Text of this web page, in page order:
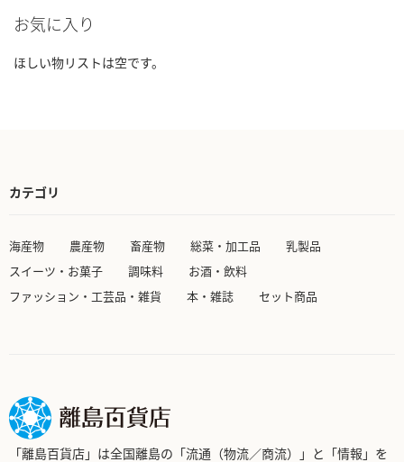
お気に入り
ほしい物リストは空です。
カテゴリ
海産物 農産物 畜産物 総菜・加工品
乳製品
スイーツ・お菓子
調味料
お酒・飲料
ファッション・工芸品・雑貨
本・雑誌 セット商品
「離島百貨店」は全国離島の「流通（物流／商流）」と「情報」を